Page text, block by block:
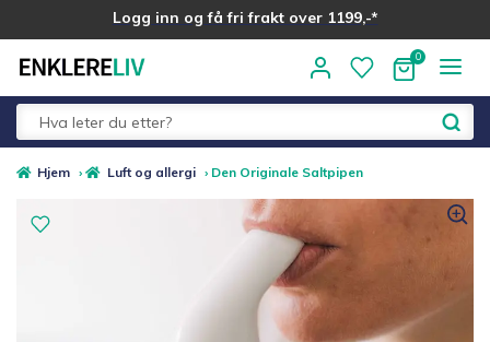
Logg inn og få fri frakt over 1199,-*
Alle kategorier
Medlemstilbud
Hjem › Luft og allergi › Den Originale Saltpipen